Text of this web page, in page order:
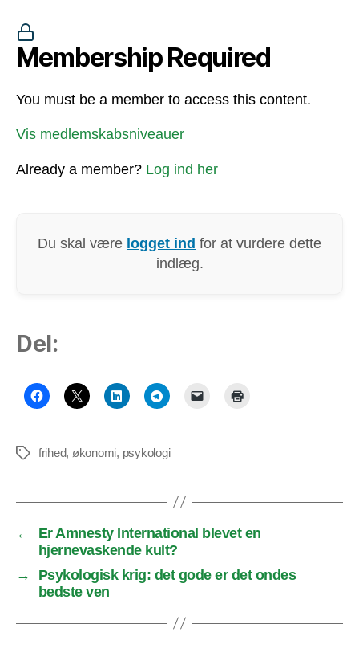
Membership Required
You must be a member to access this content.
Vis medlemskabsniveauer
Already a member? Log ind her
Du skal være logget ind for at vurdere dette
indlæg.
Del:
Tagsfrihed, økonomi, psykologi
←
Er Amnesty International blevet en
hjernevaskende kult?
→
Psykologisk krig: det gode er det ondes
bedste ven